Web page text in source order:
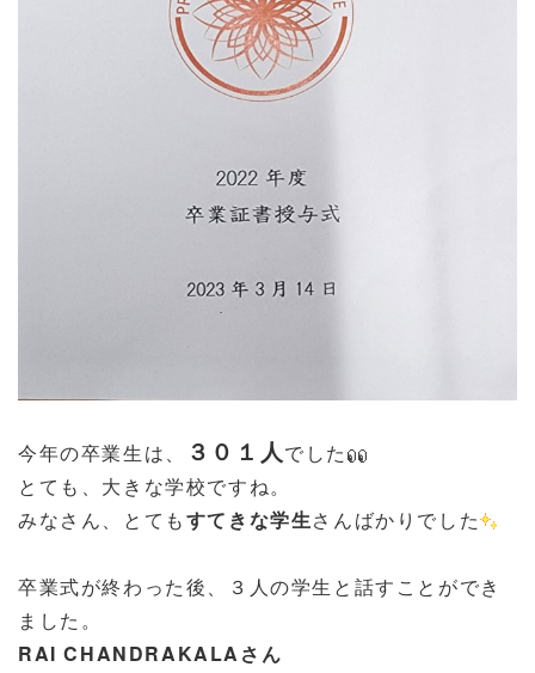
今年の卒業生は、 ３０１人でした
とても、大きな学校ですね。
みなさん、とてもすてきな学生さんばかりでした
卒業式が終わった後、３人の学生と話すことができ
ました。
RAI CHANDRAKALAさん